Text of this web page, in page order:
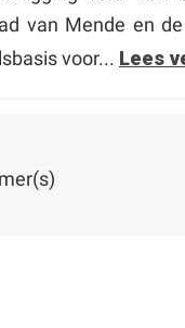
van Mende en
voor... Lees